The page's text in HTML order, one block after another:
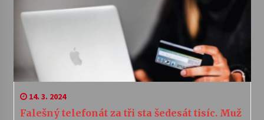
14. 3. 2024
Falešný telefonát za tři sta šedesát tisíc. Muž